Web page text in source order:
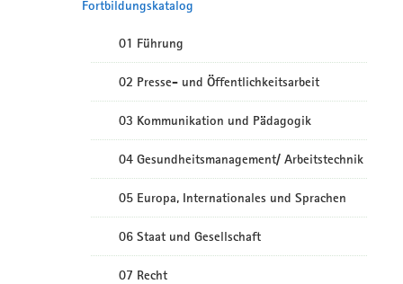
Fortbildungskatalog
01 Führung
02 Presse- und Öffentlichkeitsarbeit
03 Kommunikation und Pädagogik
04 Gesundheitsmanagement/ Arbeitstechnik
05 Europa, Internationales und Sprachen
06 Staat und Gesellschaft
07 Recht